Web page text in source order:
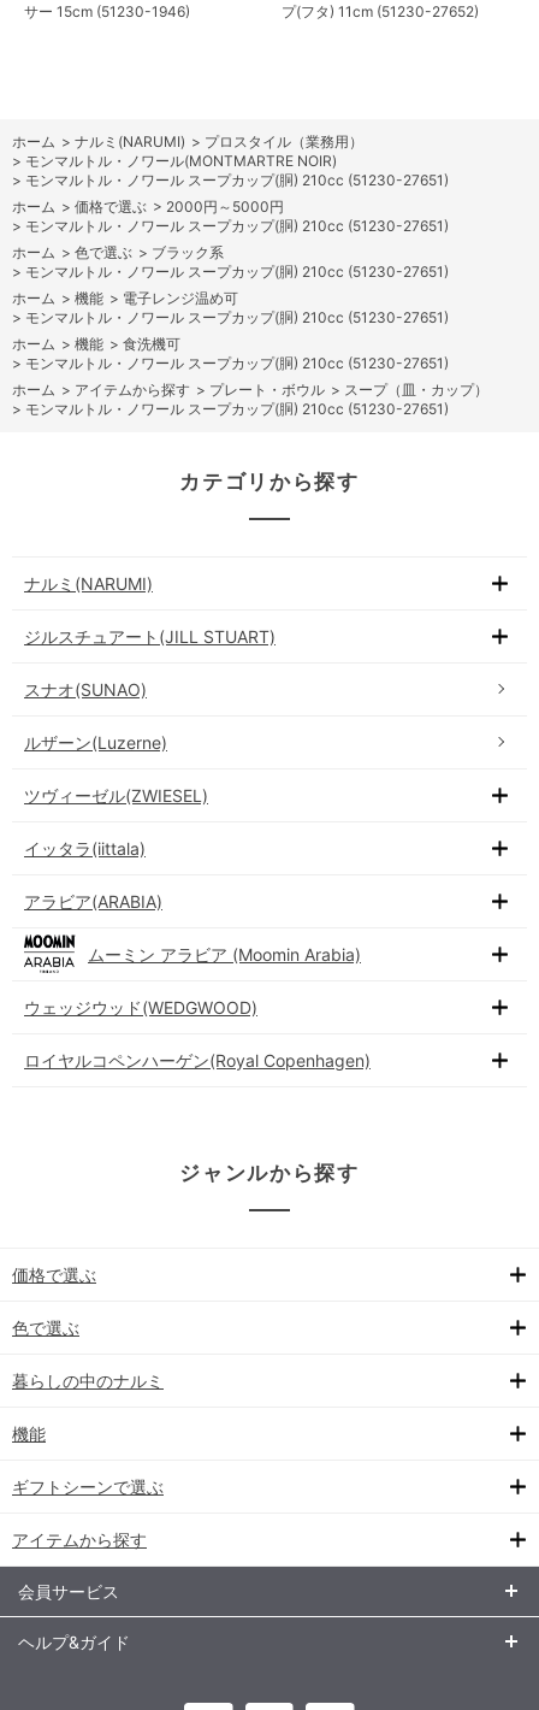
サー 15cm (51230-1946)
プ(フタ) 11cm (51230-27652)
ホーム > ナルミ(NARUMI) > プロスタイル（業務用）
> モンマルトル・ノワール(MONTMARTRE NOIR)
> モンマルトル・ノワール スープカップ(胴) 210cc (51230-27651)
ホーム > 価格で選ぶ > 2000円～5000円
> モンマルトル・ノワール スープカップ(胴) 210cc (51230-27651)
ホーム > 色で選ぶ > ブラック系
> モンマルトル・ノワール スープカップ(胴) 210cc (51230-27651)
ホーム > 機能 > 電子レンジ温め可
> モンマルトル・ノワール スープカップ(胴) 210cc (51230-27651)
ホーム > 機能 > 食洗機可
> モンマルトル・ノワール スープカップ(胴) 210cc (51230-27651)
ホーム > アイテムから探す > プレート・ボウル > スープ（皿・カップ）
> モンマルトル・ノワール スープカップ(胴) 210cc (51230-27651)
カテゴリから探す
ナルミ(NARUMI)
ジルスチュアート(JILL STUART)
スナオ(SUNAO)
ルザーン(Luzerne)
ツヴィーゼル(ZWIESEL)
イッタラ(iittala)
アラビア(ARABIA)
ムーミン アラビア (Moomin Arabia)
ウェッジウッド(WEDGWOOD)
ロイヤルコペンハーゲン(Royal Copenhagen)
ジャンルから探す
価格で選ぶ
色で選ぶ
暮らしの中のナルミ
機能
ギフトシーンで選ぶ
アイテムから探す
会員サービス
ヘルプ&ガイド